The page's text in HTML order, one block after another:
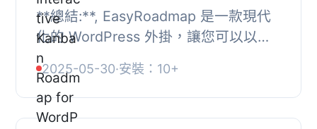
**總結:**, EasyRoadmap 是一款現代
化的 WordPress 外掛，讓您可以以清
潔的 Kanban 樣式佈局建立、管理和顯
示產品路線圖。該外掛將任務分為階段
（使用自定義...
2025-05-30·安裝：10+